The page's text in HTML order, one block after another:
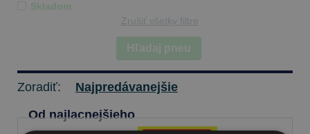
Skladom
Zrušiť všetky filtre
Hľadaj pneu
Zoradiť:
Najpredávanejšie
Od najlacnejšieho